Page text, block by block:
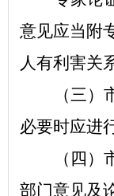
意见应当附
人有利害关
（三
必要时应进
（四
部门意见及